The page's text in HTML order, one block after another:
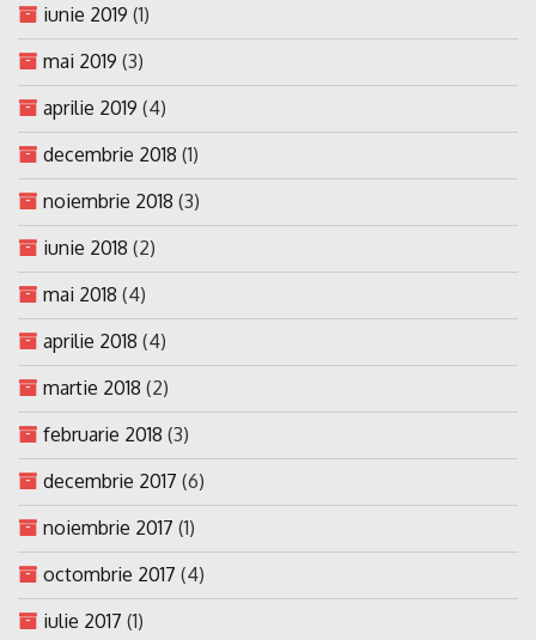
iunie 2019 (1)
mai 2019 (3)
aprilie 2019 (4)
decembrie 2018 (1)
noiembrie 2018 (3)
iunie 2018 (2)
mai 2018 (4)
aprilie 2018 (4)
martie 2018 (2)
februarie 2018 (3)
decembrie 2017 (6)
noiembrie 2017 (1)
octombrie 2017 (4)
iulie 2017 (1)